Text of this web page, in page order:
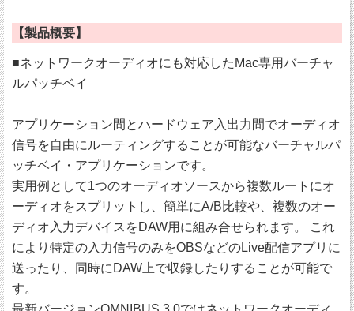
【製品概要】
■ネットワークオーディオにも対応したMac専用バーチャ
ルパッチベイ
アプリケーション間とハードウェア入出力間でオーディオ
信号を自由にルーティングすることが可能なバーチャルパ
ッチベイ・アプリケーションです。
実用例として1つのオーディオソースから複数ルートにオ
ーディオをスプリットし、簡単にA/B比較や、複数のオー
ディオ入力デバイスをDAW用に組み合せられます。 これ
により特定の入力信号のみをOBSなどのLive配信アプリに
送ったり、同時にDAW上で収録したりすることが可能で
す。